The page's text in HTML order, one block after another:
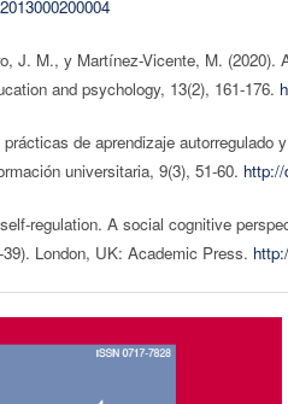
J. M., y Martínez-Vicente, M. (2020).
and psychology, 13(2), 161-176.
de aprendizaje autorregulado
universitaria, 9(3), 51-60. http://
regulation. A social cognitive
London, UK: Academic Press.